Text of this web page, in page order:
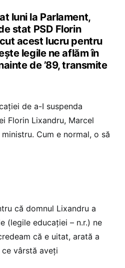
luni la Parlament,
stat PSD Florin
acest lucru pentru
legile ne aflăm în
de ’89, transmite
de a-I suspenda
Florin Lixandru, Marcel
Cum e normal, o să
că domnul Lixandru a
(legile educaţiei – n.r.) ne
că e uitat, arată a
vârstă aveţi